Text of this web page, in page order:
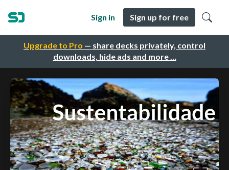
Upgrade to Pro — share decks privately, control
downloads, hide ads and more …
Sign in Sign up for free